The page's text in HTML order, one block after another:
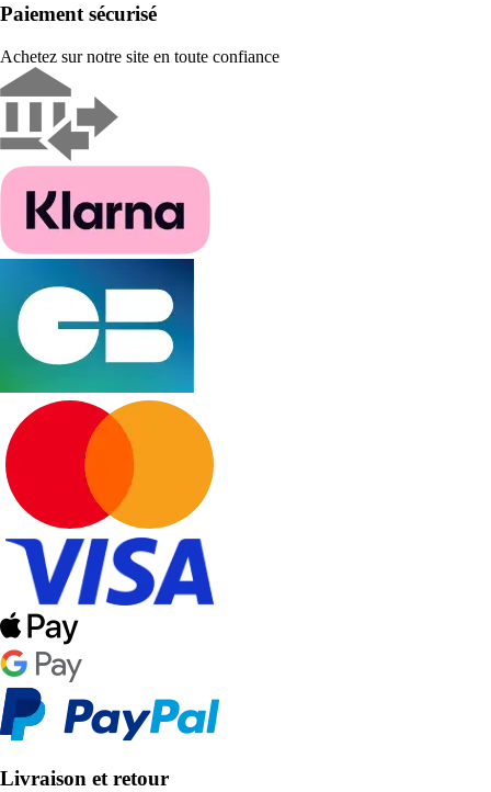
Paiement sécurisé
Achetez sur notre site en toute confiance
Livraison et retour